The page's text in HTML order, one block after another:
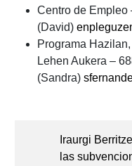
Centro de Empleo
(David)
Programa
Lehen Aukera –
(Sandra)
entradas
Iraurgi
las